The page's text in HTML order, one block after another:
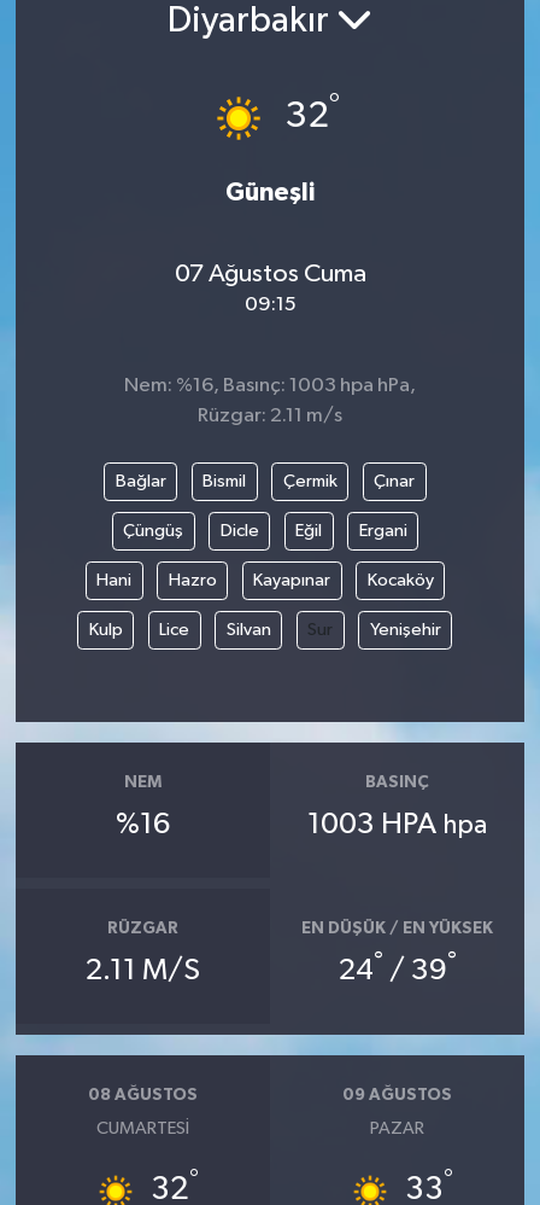
Diyarbakır
32°
Güneşli
07 Ağustos Cuma
09:15
Nem: %16, Basınç: 1003 hpa hPa,
Rüzgar: 2.11 m/s
Bağlar Bismil Çermik Çınar
Çüngüş Dicle Eğil Ergani
Hani Hazro Kayapınar Kocaköy
Kulp Lice Silvan Sur Yenişehir
NEM
%16
BASINÇ
1003 HPA hpa
RÜZGAR
2.11 M/S
EN DÜŞÜK / EN YÜKSEK
24° / 39°
08 AĞUSTOS
CUMARTESI
32°
09 AĞUSTOS
PAZAR
33°